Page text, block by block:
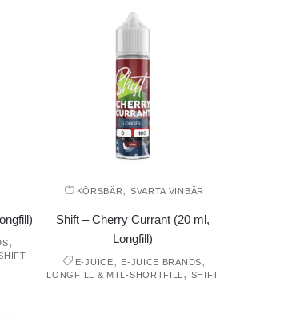
,
KÖRSBÄR, SVARTA VINBÄR
Shift – Cherry Currant (20 ml,
Longfill)
E-JUICE, E-JUICE BRANDS,
LONGFILL & MTL-SHORTFILL , SHIFT